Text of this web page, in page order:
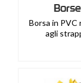
Borsa in
agli